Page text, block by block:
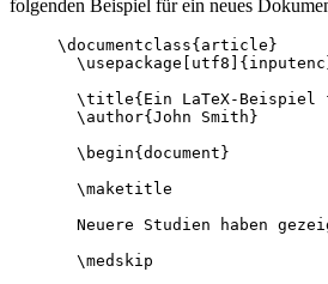
folgenden Beispiel für ein neues
\documentclass{ article }
\usepackage
utf8 ]{ inputenc
\title{Ein LaTeX-
\author{John Smith}
\begin{ document }
\maketitle
Neuere Studien haben
\medskip